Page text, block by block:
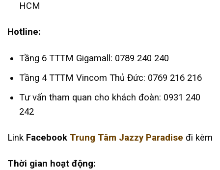
HCM
Hotline:
Tầng 6 TTTM Gigamall: 0789 240 240
Tầng 4 TTTM Vincom Thủ Đức: 0769 216 216
Tư vấn tham quan cho khách đoàn: 0931 240
242
Link Facebook Trung Tâm Jazzy Paradise đi kèm
Thời gian hoạt động: